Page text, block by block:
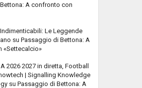
A confronto con
Le Leggende
su Passaggio di Bettona: A
«Settecalcio»
2026 2027 in diretta, Football
| Signalling Knowledge
su Passaggio di Bettona: A